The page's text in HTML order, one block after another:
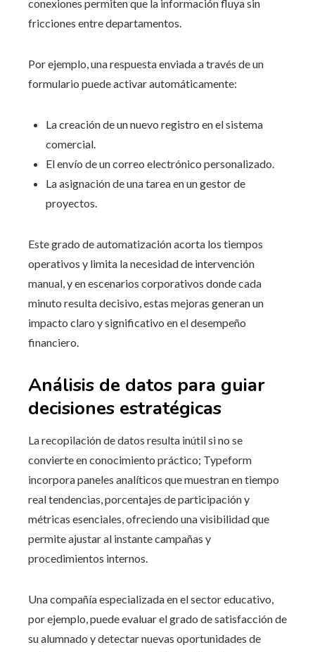
conexiones permiten que la información fluya sin
fricciones entre departamentos.
Por ejemplo, una respuesta enviada a través de un
formulario puede activar automáticamente:
La creación de un nuevo registro en el sistema
comercial.
El envío de un correo electrónico personalizado.
La asignación de una tarea en un gestor de
proyectos.
Este grado de automatización acorta los tiempos
operativos y limita la necesidad de intervención
manual, y en escenarios corporativos donde cada
minuto resulta decisivo, estas mejoras generan un
impacto claro y significativo en el desempeño
financiero.
Análisis de datos para guiar
decisiones estratégicas
La recopilación de datos resulta inútil si no se
convierte en conocimiento práctico; Typeform
incorpora paneles analíticos que muestran en tiempo
real tendencias, porcentajes de participación y
métricas esenciales, ofreciendo una visibilidad que
permite ajustar al instante campañas y
procedimientos internos.
Una compañía especializada en el sector educativo,
por ejemplo, puede evaluar el grado de satisfacción de
su alumnado y detectar nuevas oportunidades de